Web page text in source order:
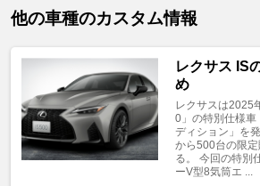
他の車種のカスタム情報
レクサス IS
め
レクサスは2025
0」の特別仕様車
ディション」を
から500台の限
る。 今回の特別
ーV型8気筒エ ...